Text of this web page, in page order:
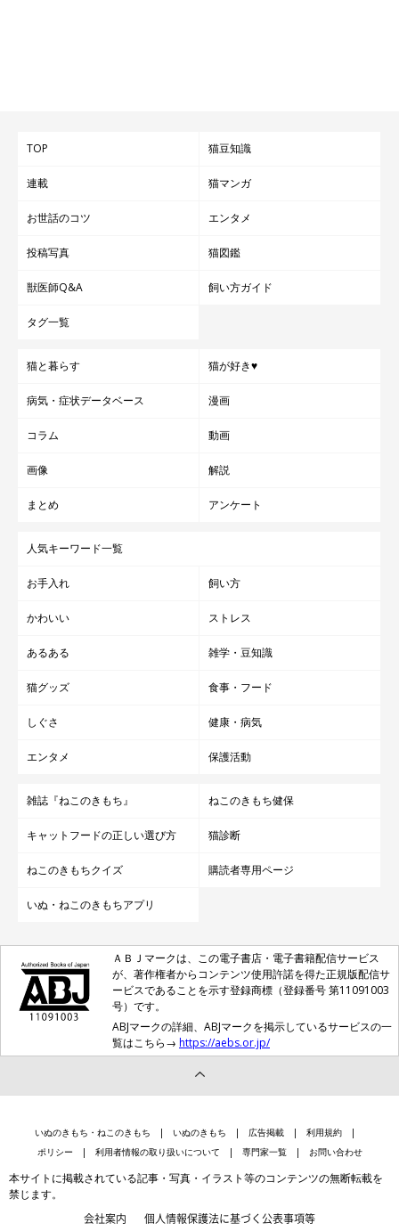
@uni_kuroneko
「また、寝る時間になると、うには自ら布団に入っていきます。
たまに寝る時間に電気がついていると、『まだ電気消さないんで
うにの生活の一部として 『布団に入って寝ること』
好奇心旺盛で甘えん坊なコに成長
TOP 猫豆知識
連載 猫マンガ
お世話のコツ エンタメ
投稿写真 猫図鑑
獣医師Q&A 飼い方ガイド
タグ一覧
猫と暮らす 猫が好き♥
病気・症状データベース 漫画
コラム 動画
画像 解説
まとめ アンケート
人気キーワード一覧
お手入れ 飼い方
かわいい ストレス
あるある 雑学・豆知識
猫グッズ 食事・フード
しぐさ 健康・病気
エンタメ 保護活動
雑誌『ねこのきもち』 ねこのきもち健保
キャットフードの正しい選び方 猫診断
ねこのきもちクイズ 購読者専用ページ
いぬ・ねこのきもちアプリ
ＡＢＪマークは、この電子書店・電子書籍配信サービス
が、著作権者からコンテンツ使用許諾を得た正規版配信サ
ービスであることを示す登録商標（登録番号 第11091003
号）です。
ABJマークの詳細、ABJマークを掲示しているサービスの一
覧はこちら→ https://aebs.or.jp/
いぬのきもち・ねこのきもち いぬのきもち 広告掲載
利用規約
ポリシー
利用者情報の取り扱いについて 専門家一覧 お問い合わせ
本サイトに掲載されている記事・写真・イラスト等のコンテンツの無断転載を
禁じます。
会社案内 個人情報保護法に基づく公表事項等